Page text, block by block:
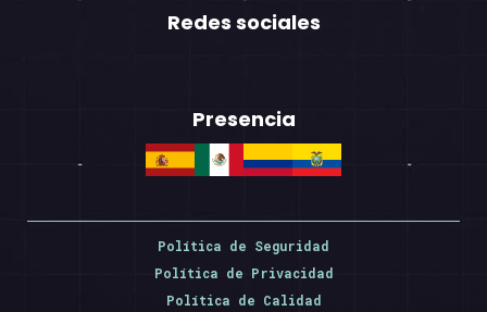
Redes sociales
Presencia
Política de Seguridad
Política de Privacidad
Política de Calidad